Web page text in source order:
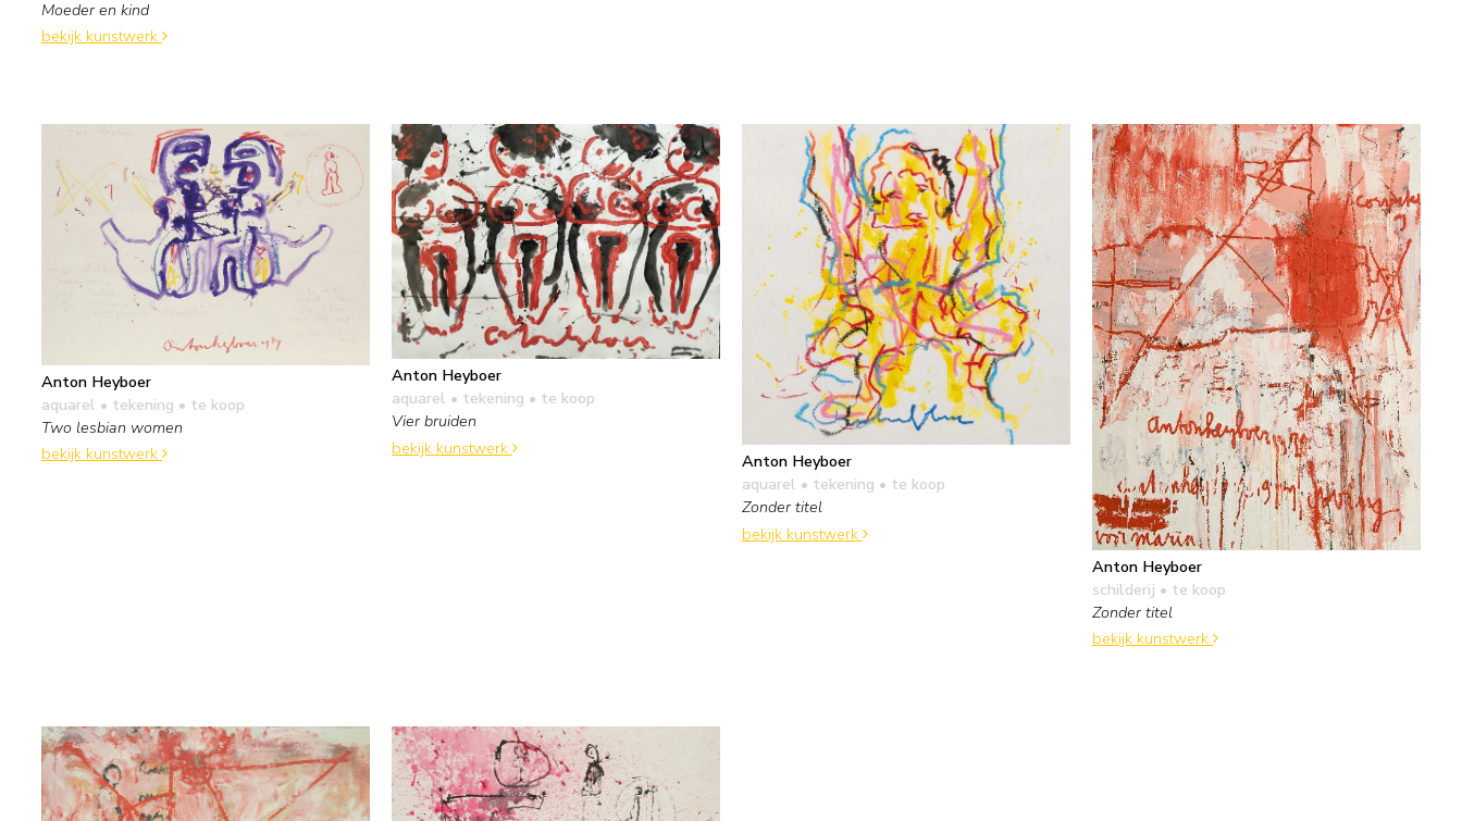
Moeder en kind
bekijk kunstwerk
Anton Heyboer
aquarel • tekening • te koop
Two lesbian women
bekijk kunstwerk
Anton Heyboer
aquarel • tekening • te koop
Vier bruiden
bekijk kunstwerk
Anton Heyboer
aquarel • tekening • te koop
Zonder titel
bekijk kunstwerk
Anton Heyboer
schilderij • te koop
Zonder titel
bekijk kunstwerk